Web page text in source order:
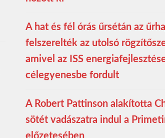
A hat és fél órás űrsétán az
felszerelték az utolsó
amivel az ISS
célegyenesbe fordult
A Robert Pattinson alakította
sötét vadászatra indul a